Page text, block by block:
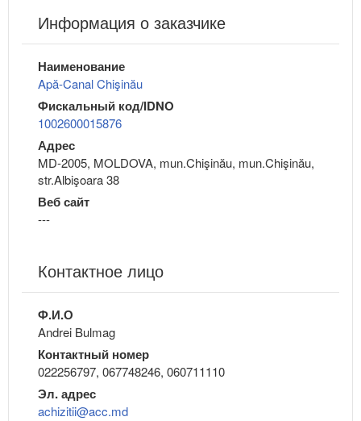
Информация о заказчике
Наименование
Apă-Canal Chişinău
Фискальный код/IDNO
1002600015876
Адрес
MD-2005, MOLDOVA, mun.Chişinău, mun.Chişinău,
str.Albişoara 38
Веб сайт
---
Контактное лицо
Ф.И.О
Andrei Bulmag
Контактный номер
022256797, 067748246, 060711110
Эл. адрес
achizitii@acc.md